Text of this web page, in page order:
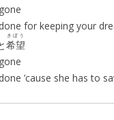
for keeping your
希望
きぼう
’cause she has to